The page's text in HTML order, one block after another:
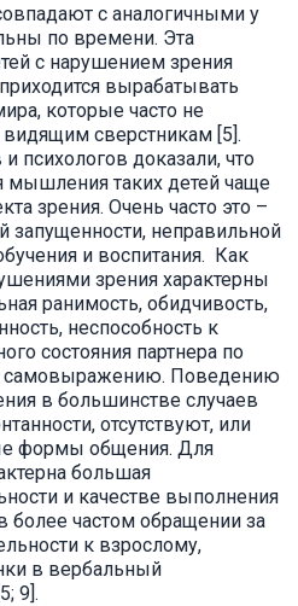
с аналогичными у
по времени. Эта
с нарушением зрения
вырабатывать
которые часто не
сверстникам [5].
психологов доказали, что
мышления таких детей чаще
зрения. Очень часто это –
запущенности, неправильной
и воспитания. Как
зрения характерны
ранимость, обидчивость,
неспособность к
состояния партнера по
самовыражению. Поведению
в большинстве случаев
отсутствуют, или
формы общения. Для
большая
и качестве выполнения
более частом обращении за
к взрослому,
в вербальный
9].